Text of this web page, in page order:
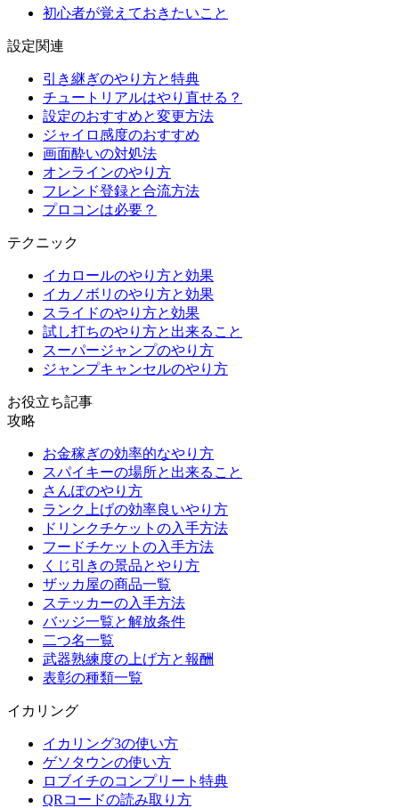
初心者が覚えておきたいこと
設定関連
引き継ぎのやり方と特典
チュートリアルはやり直せる？
設定のおすすめと変更方法
ジャイロ感度のおすすめ
画面酔いの対処法
オンラインのやり方
フレンド登録と合流方法
プロコンは必要？
テクニック
イカロールのやり方と効果
イカノボリのやり方と効果
スライドのやり方と効果
試し打ちのやり方と出来ること
スーパージャンプのやり方
ジャンプキャンセルのやり方
お役立ち記事
攻略
お金稼ぎの効率的なやり方
スパイキーの場所と出来ること
さんぽのやり方
ランク上げの効率良いやり方
ドリンクチケットの入手方法
フードチケットの入手方法
くじ引きの景品とやり方
ザッカ屋の商品一覧
ステッカーの入手方法
バッジ一覧と解放条件
二つ名一覧
武器熟練度の上げ方と報酬
表彰の種類一覧
イカリング
イカリング3の使い方
ゲソタウンの使い方
ロブイチのコンプリート特典
QRコードの読み取り方